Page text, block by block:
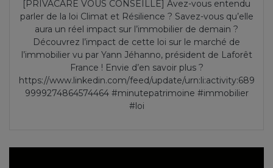
[PRIVACARE VOUS CONSEILLE] Avez-vous entendu
parler de la loi Climat et Résilience ? Savez-vous qu’elle
aura un réel impact sur l’immobilier de demain ?
Découvrez l’impact de cette loi sur le marché de
l’immobilier vu par Yann Jéhanno, président de Laforêt
France ! Envie d’en savoir plus ?
https://www.linkedin.com/feed/update/urn:li:activity:689
9999274864574464 #minutepatrimoine #immobilier
#loi